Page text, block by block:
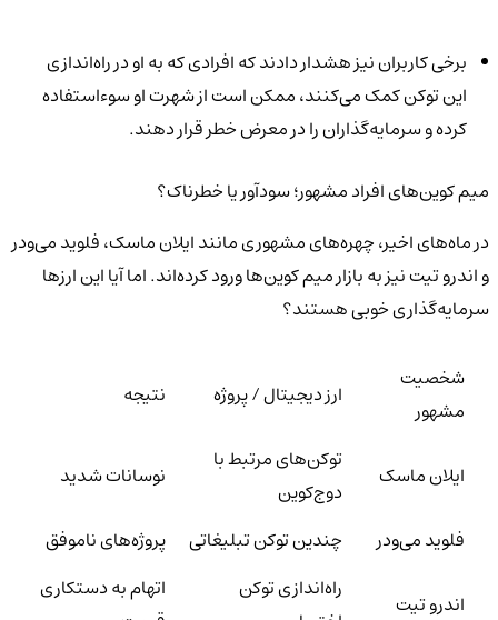
برخی کاربران نیز هشدار دادند که افرادی که به او در راه‌اندازی
این توکن کمک می‌کنند، ممکن است از شهرت او سوءاستفاده
کرده و سرمایه‌گذاران را در معرض خطر قرار دهند.
میم کوین‌های افراد مشهور؛ سودآور یا خطرناک؟
در ماه‌های اخیر، چهره‌های مشهوری مانند ایلان ماسک، فلوید می‌ودر
و اندرو تیت نیز به بازار میم کوین‌ها ورود کرده‌اند. اما آیا این ارزها
سرمایه‌گذاری خوبی هستند؟
شخصیت
مشهور
ارز دیجیتال / پروژه نتیجه
ایلان ماسک
توکن‌های مرتبط با
دوج‌کوین
نوسانات شدید
فلوید می‌ودر چندین توکن تبلیغاتی پروژه‌های ناموفق
اندرو تیت
راه‌اندازی توکن
اتهام به دستکاری